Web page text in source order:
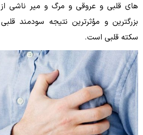
هاى قلبی و عروقى و مرگ و میر ناشى
بزرگترین و مؤثرترین نتیجه سودمند
سکته قلبی است.